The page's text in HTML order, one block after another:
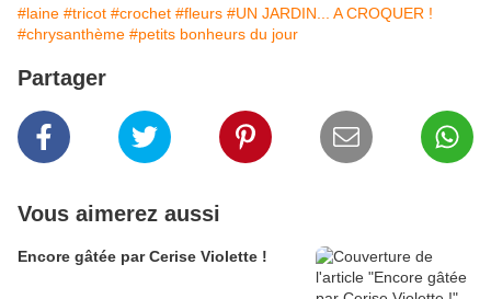
#laine #tricot #crochet #fleurs #UN JARDIN... A CROQUER !
#chrysanthème #petits bonheurs du jour
Partager
Vous aimerez aussi
Encore gâtée par Cerise Violette !